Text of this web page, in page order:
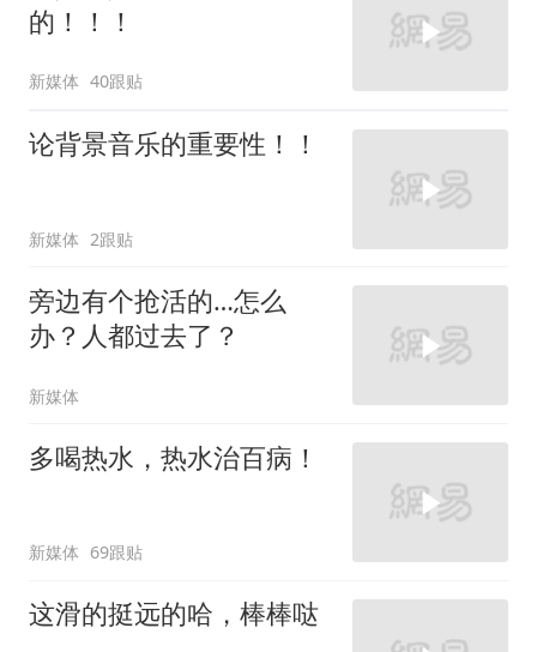
的！！！
新媒体 40跟贴
论背景音乐的重要性！！
新媒体 2跟贴
旁边有个抢活的…怎么
办？人都过去了？
新媒体
多喝热水，热水治百病！
新媒体 69跟贴
这滑的挺远的哈，棒棒哒